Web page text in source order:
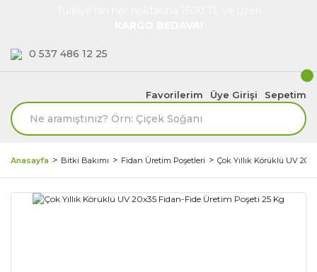
0 537 486 12 25
Favorilerim Üye Girişi Sepetim
Anasayfa Bitki Bakımı Fidan Üretim Poşetleri Çok Yıllık Körüklü UV